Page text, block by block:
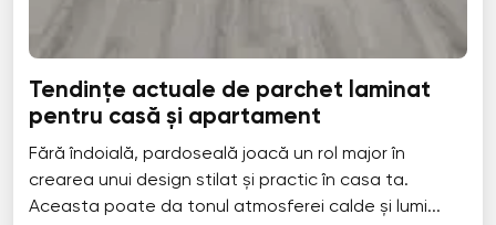
Tendințe actuale de parchet laminat
pentru casă și apartament
Fără îndoială, pardoseală joacă un rol major în
crearea unui design stilat și practic în casa ta.
Aceasta poate da tonul atmosferei calde și lumi...